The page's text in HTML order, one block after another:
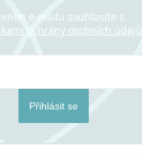
e-mailu souhlasíte s
ochrany osobních údajů
Přihlásit se